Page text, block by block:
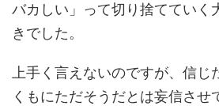
バカしい」って切り捨てていく
きでした。
上手く言えないのですが、信じ
くもにただそうだとは妄信させ